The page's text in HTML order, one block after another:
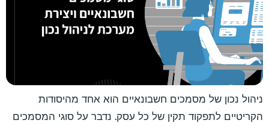
ניהול נכון של מסמכים חשבונאיים הוא אחד מהיסודות
הקריטיים לתפקוד תקין של כל עסק. נדבר על סוגי המסמכים